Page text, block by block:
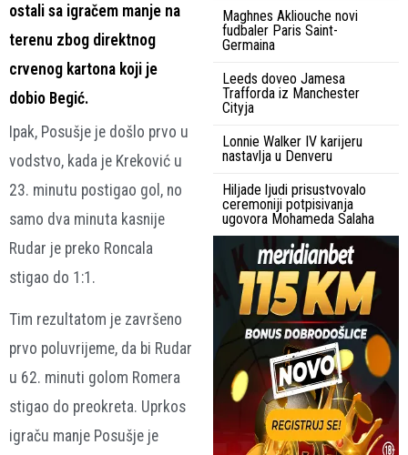
ostali sa igračem manje na
terenu zbog direktnog
crvenog kartona koji je
dobio Begić.
Ipak, Posušje je došlo prvo u
vodstvo, kada je Kreković u
23. minutu postigao gol, no
samo dva minuta kasnije
Rudar je preko Roncala
stigao do 1:1.
Tim rezultatom je završeno
prvo poluvrijeme, da bi Rudar
u 62. minuti golom Romera
stigao do preokreta. Uprkos
igraču manje Posušje je
Maghnes Akliouche novi
fudbaler Paris Saint-
Germaina
Leeds doveo Jamesa
Trafforda iz Manchester
Cityja
Lonnie Walker IV karijeru
nastavlja u Denveru
Hiljade ljudi prisustvovalo
ceremoniji potpisivanja
ugovora Mohameda Salaha